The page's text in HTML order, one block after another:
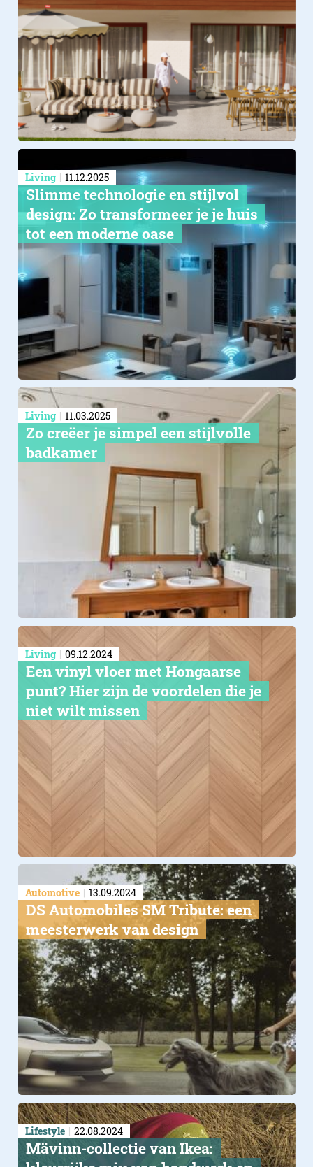
Living 11.12.2025
Slimme technologie en stijlvol
design: Zo transformeer je je huis
tot een moderne oase
Living 11.03.2025
Zo creëer je simpel een stijlvolle
badkamer
Living 09.12.2024
Een vinyl vloer met Hongaarse
punt? Hier zijn de voordelen die je
niet wilt missen
Automotive 13.09.2024
DS Automobiles SM Tribute: een
meesterwerk van design
Lifestyle 22.08.2024
Mävinn-collectie van Ikea: